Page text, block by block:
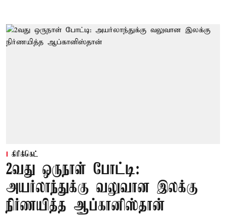
கிரிக்கெட்
2வது ஒருநாள் போட்டி:
அயர்லாந்துக்கு வலுவான இலக்கு
நிர்ணயித்த ஆப்கானிஸ்தான்